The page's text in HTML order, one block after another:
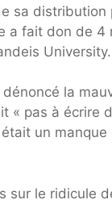
sa
a fait don de
University.
la
« pas à écrire
un
le ridicule